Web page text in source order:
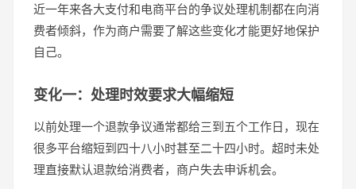
近一年来各大支付和电商平台的争议处理机制都在向消
费者倾斜，作为商户需要了解这些变化才能更好地保护
自己。
变化一：处理时效要求大幅缩短
以前处理一个退款争议通常都给三到五个工作日，现在
很多平台缩短到四十八小时甚至二十四小时。超时未处
理直接默认退款给消费者，商户失去申诉机会。